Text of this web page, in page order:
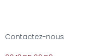
Contactez-nous